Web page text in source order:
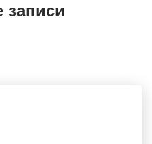
записи